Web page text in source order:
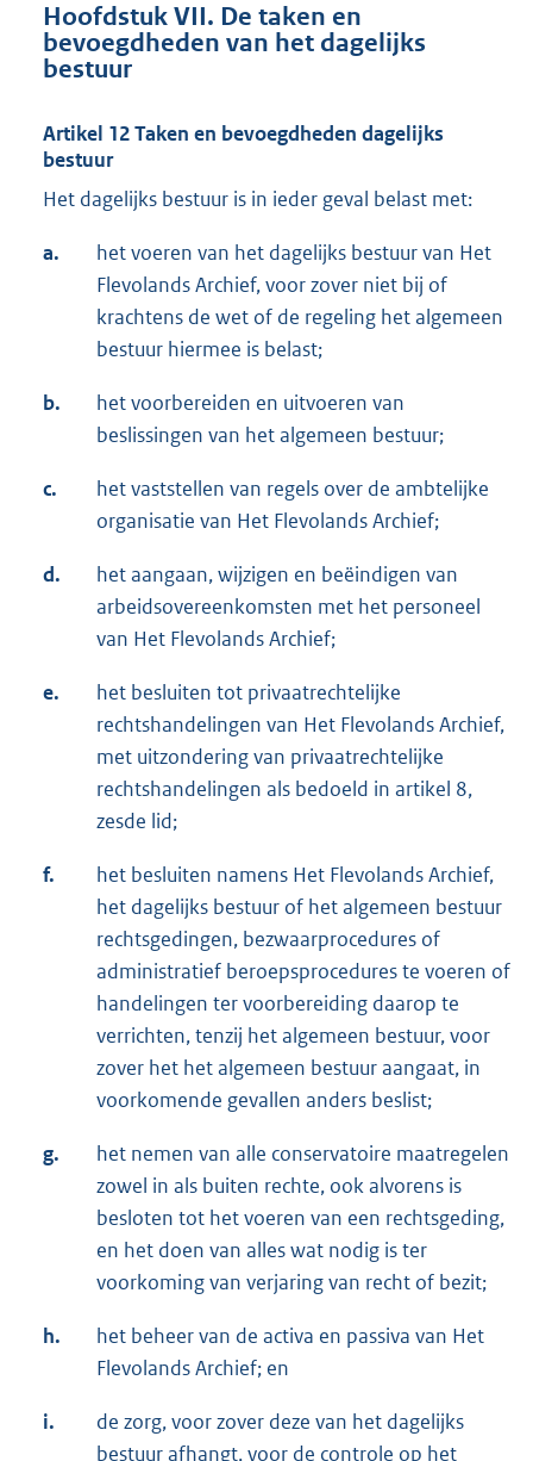
Hoofdstuk VII. De taken en
bevoegdheden van het dagelijks
bestuur
Artikel 12 Taken en bevoegdheden dagelijks
bestuur
Het dagelijks bestuur is in ieder geval belast met:
a.
het voeren van het dagelijks bestuur van Het
Flevolands Archief, voor zover niet bij of
krachtens de wet of de regeling het algemeen
bestuur hiermee is belast;
b.
het voorbereiden en uitvoeren van
beslissingen van het algemeen bestuur;
c.
het vaststellen van regels over de ambtelijke
organisatie van Het Flevolands Archief;
d.
het aangaan, wijzigen en beëindigen van
arbeidsovereenkomsten met het personeel
van Het Flevolands Archief;
e.
het besluiten tot privaatrechtelijke
rechtshandelingen van Het Flevolands Archief,
met uitzondering van privaatrechtelijke
rechtshandelingen als bedoeld in artikel 8,
zesde lid;
f.
het besluiten namens Het Flevolands Archief,
het dagelijks bestuur of het algemeen bestuur
rechtsgedingen, bezwaarprocedures of
administratief beroepsprocedures te voeren of
handelingen ter voorbereiding daarop te
verrichten, tenzij het algemeen bestuur, voor
zover het het algemeen bestuur aangaat, in
voorkomende gevallen anders beslist;
g.
het nemen van alle conservatoire maatregelen
zowel in als buiten rechte, ook alvorens is
besloten tot het voeren van een rechtsgeding,
en het doen van alles wat nodig is ter
voorkoming van verjaring van recht of bezit;
h.
het beheer van de activa en passiva van Het
Flevolands Archief; en
i.
de zorg, voor zover deze van het dagelijks
bestuur afhangt, voor de controle op het